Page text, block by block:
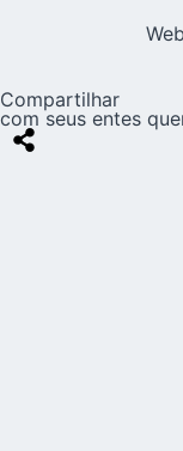
Compartilhar
com seus entes